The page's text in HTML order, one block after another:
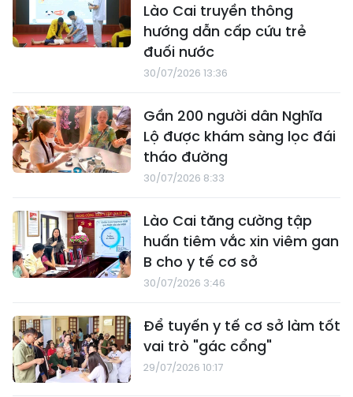
Lào Cai truyền thông
hướng dẫn cấp cứu trẻ
đuối nước
30/07/2026 13:36
Gần 200 người dân Nghĩa
Lộ được khám sàng lọc đái
tháo đường
30/07/2026 8:33
Lào Cai tăng cường tập
huấn tiêm vắc xin viêm gan
B cho y tế cơ sở
30/07/2026 3:46
Để tuyến y tế cơ sở làm tốt
vai trò "gác cổng"
29/07/2026 10:17